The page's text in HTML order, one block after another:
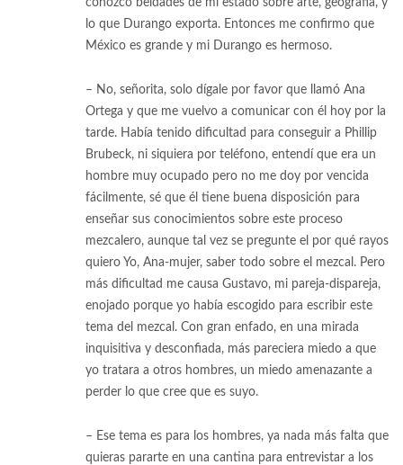
conozco beldades de mi estado sobre arte, geografía, y
lo que Durango exporta. Entonces me confirmo que
México es grande y mi Durango es hermoso.
– No, señorita, solo dígale por favor que llamó Ana
Ortega y que me vuelvo a comunicar con él hoy por la
tarde. Había tenido dificultad para conseguir a Phillip
Brubeck, ni siquiera por teléfono, entendí que era un
hombre muy ocupado pero no me doy por vencida
fácilmente, sé que él tiene buena disposición para
enseñar sus conocimientos sobre este proceso
mezcalero, aunque tal vez se pregunte el por qué rayos
quiero Yo, Ana-mujer, saber todo sobre el mezcal. Pero
más dificultad me causa Gustavo, mi pareja-dispareja,
enojado porque yo había escogido para escribir este
tema del mezcal. Con gran enfado, en una mirada
inquisitiva y desconfiada, más pareciera miedo a que
yo tratara a otros hombres, un miedo amenazante a
perder lo que cree que es suyo.
– Ese tema es para los hombres, ya nada más falta que
quieras pararte en una cantina para entrevistar a los